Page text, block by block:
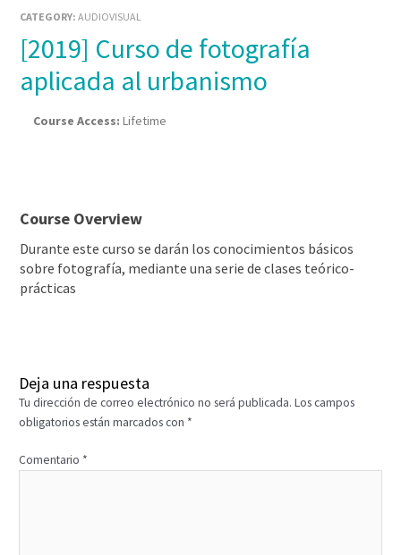
CATEGORY:AUDIOVISUAL
[2019] Curso de fotografía
aplicada al urbanismo
Course Access:Lifetime
Course Overview
Durante este curso se darán los conocimientos básicos
sobre fotografía, mediante una serie de clases teórico-
prácticas
Deja una respuesta
Tu dirección de correo electrónico no será publicada. Los campos
obligatorios están marcados con *
Comentario *